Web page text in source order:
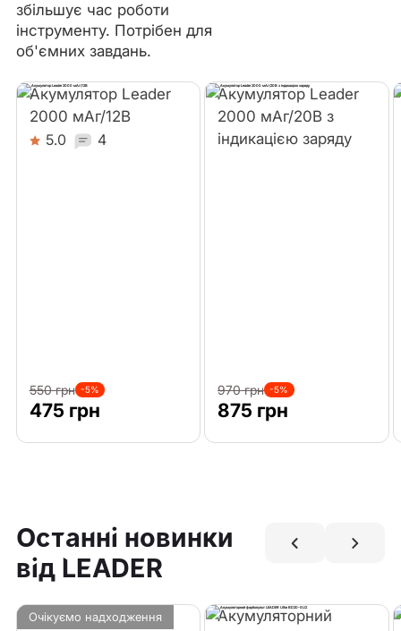
збільшує час роботи
інструменту. Потрібен для
об'ємних завдань.
Акумулятор Leader
2000 мАг/12В
5.0 4
550 грн -5%
475 грн
Акумулятор Leader
2000 мАг/20В з
індикацією заряду
970 грн -5%
875 грн
Останні новинки
від LEADER
Очікуємо надходження
Акумуляторний
Акумуляторний